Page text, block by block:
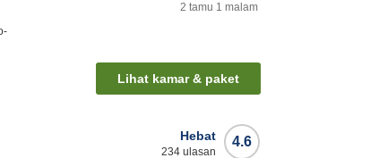
2 tamu 1 malam
Lihat kamar & paket
4.6
Hebat
234 ulasan